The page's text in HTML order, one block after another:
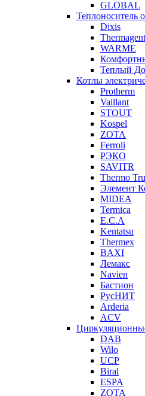
GLOBAL
Теплоноситель
Dixis
Thermagent
WARME
Теплый
Котлы
Protherm
Vaillant
STOUT
Kospel
ZOTA
Ferroli
РЭКО
SAVITR
Thermo
Элемент
MIDEA
Termica
E.C.A
Kentatsu
Thermex
BAXI
Лемакс
Navien
Бастион
РусНИТ
Arderia
ACV
DAB
Wilo
UCP
Biral
ESPA
ZOTA